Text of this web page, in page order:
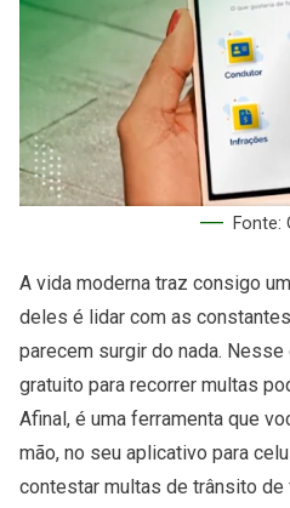
Fonte:
A vida moderna traz consigo
deles é lidar com as
parecem surgir do nada.
gratuito para recorrer multas
Afinal, é uma ferramenta que
mão, no seu aplicativo para
contestar multas de trânsito